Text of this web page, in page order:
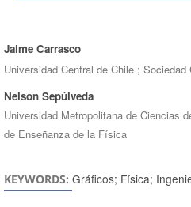
Authors
Jaime Carrasco
Universidad Central de Chile ;
Nelson Sepúlveda
Universidad Metropolitana de Ciencias
de Enseñanza de la Física
KEYWORDS: Gráficos; Física;